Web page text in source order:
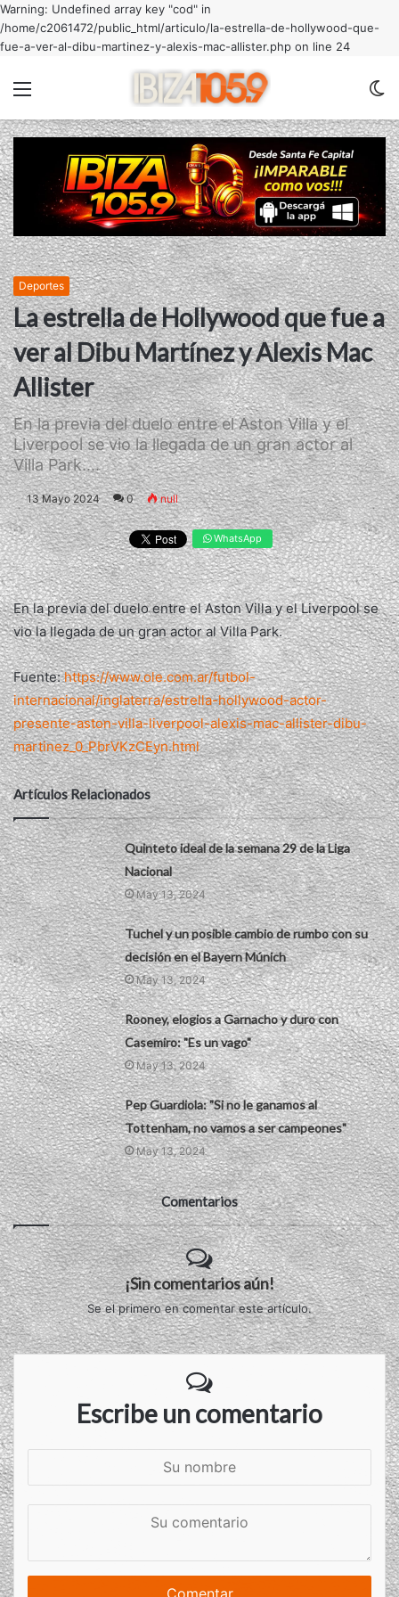
Warning: Undefined array key "cod" in
/home/c2061472/public_html/articulo/la-estrella-de-hollywood-que-
fue-a-ver-al-dibu-martinez-y-alexis-mac-allister.php on line 24
Deportes
La estrella de Hollywood que fue a
ver al Dibu Martínez y Alexis Mac
Allister
En la previa del duelo entre el Aston Villa y el
Liverpool se vio la llegada de un gran actor al
Villa Park....
13 Mayo 2024 0 null
WhatsApp
En la previa del duelo entre el Aston Villa y el Liverpool se
vio la llegada de un gran actor al Villa Park.
Fuente:https://www.ole.com.ar/futbol-
internacional/inglaterra/estrella-hollywood-actor-
presente-aston-villa-liverpool-alexis-mac-allister-dibu-
martinez_0_PbrVKzCEyn.html
Artículos Relacionados
Quinteto ideal de la semana 29 de la Liga
Nacional
May 13, 2024
Tuchel y un posible cambio de rumbo con su
decisión en el Bayern Múnich
May 13, 2024
Rooney, elogios a Garnacho y duro con
Casemiro: "Es un vago"
May 13, 2024
Pep Guardiola: "Si no le ganamos al
Tottenham, no vamos a ser campeones"
May 13, 2024
Comentarios
¡Sin comentarios aún!
Se el primero en comentar este artículo.
Escribe un comentario